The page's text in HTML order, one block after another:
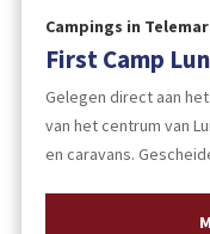
Campings in
First Camp
Gelegen direct aan
van het centrum van
en caravans.